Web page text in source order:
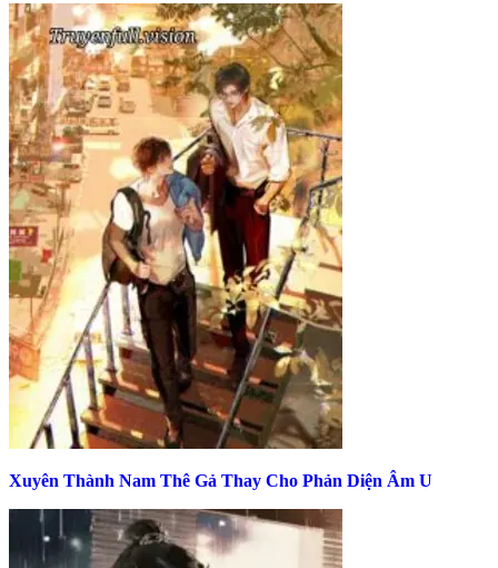
Xuyên Thành Nam Thê Gả Thay Cho Phản Diện Âm U